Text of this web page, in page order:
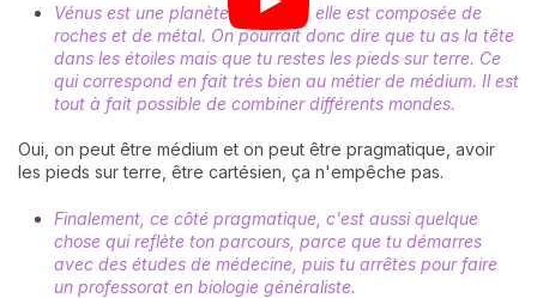
Vénus est une planète tellurique, elle est composée de
roches et de métal. On pourrait donc dire que tu as la tête
dans les étoiles mais que tu restes les pieds sur terre. Ce
qui correspond en fait très bien au métier de médium. Il est
tout à fait possible de combiner différents mondes.
Oui, on peut être médium et on peut être pragmatique, avoir
les pieds sur terre, être cartésien, ça n'empêche pas.
Finalement, ce côté pragmatique, c'est aussi quelque
chose qui reflète ton parcours, parce que tu démarres
avec des études de médecine, puis tu arrêtes pour faire
un professorat en biologie généraliste.